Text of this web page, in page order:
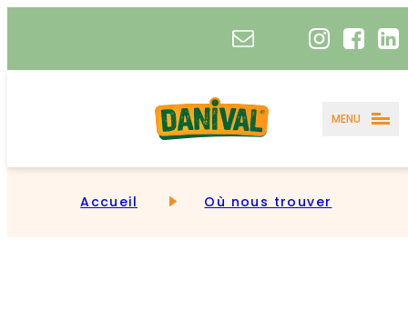
MENU
Accueil Où nous trouver